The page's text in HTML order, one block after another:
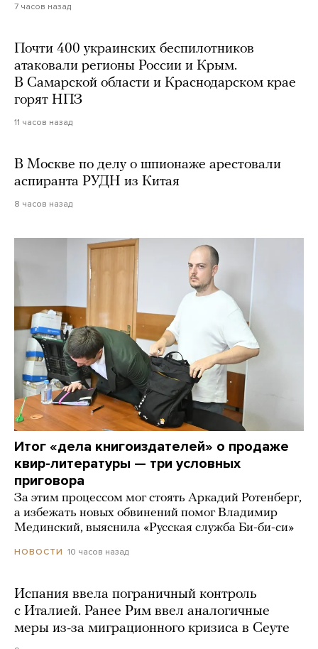
7 часов назад
Почти 400 украинских беспилотников
атаковали регионы России и Крым.
В Самарской области и Краснодарском крае
горят НПЗ
11 часов назад
В Москве по делу о шпионаже арестовали
аспиранта РУДН из Китая
8 часов назад
Итог «дела книгоиздателей» о продаже
квир-литературы — три условных
приговора
За этим процессом мог стоять Аркадий Ротенберг,
а избежать новых обвинений помог Владимир
Мединский, выяснила «Русская служба Би-би-си»
НОВОСТИ 10 часов назад
Испания ввела пограничный контроль
с Италией. Ранее Рим ввел аналогичные
меры из-за миграционного кризиса в Сеуте